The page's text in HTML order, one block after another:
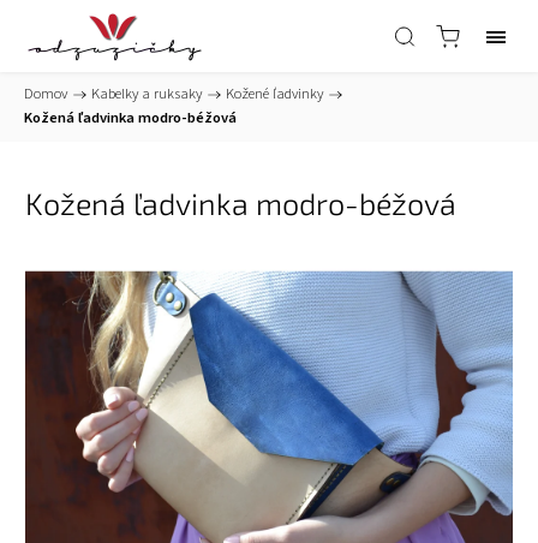
Domov / Kabelky a ruksaky / Kožené ľadvinky /
Kožená ľadvinka modro-béžová
Kožená ľadvinka modro-béžová